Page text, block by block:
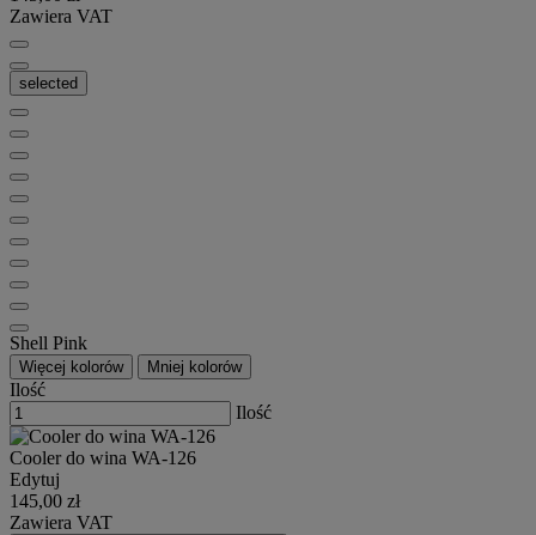
Zawiera VAT
selected
Shell Pink
Więcej kolorów Mniej kolorów
Ilość
Ilość
Cooler do wina WA-126
Edytuj
145,00 zł
Zawiera VAT